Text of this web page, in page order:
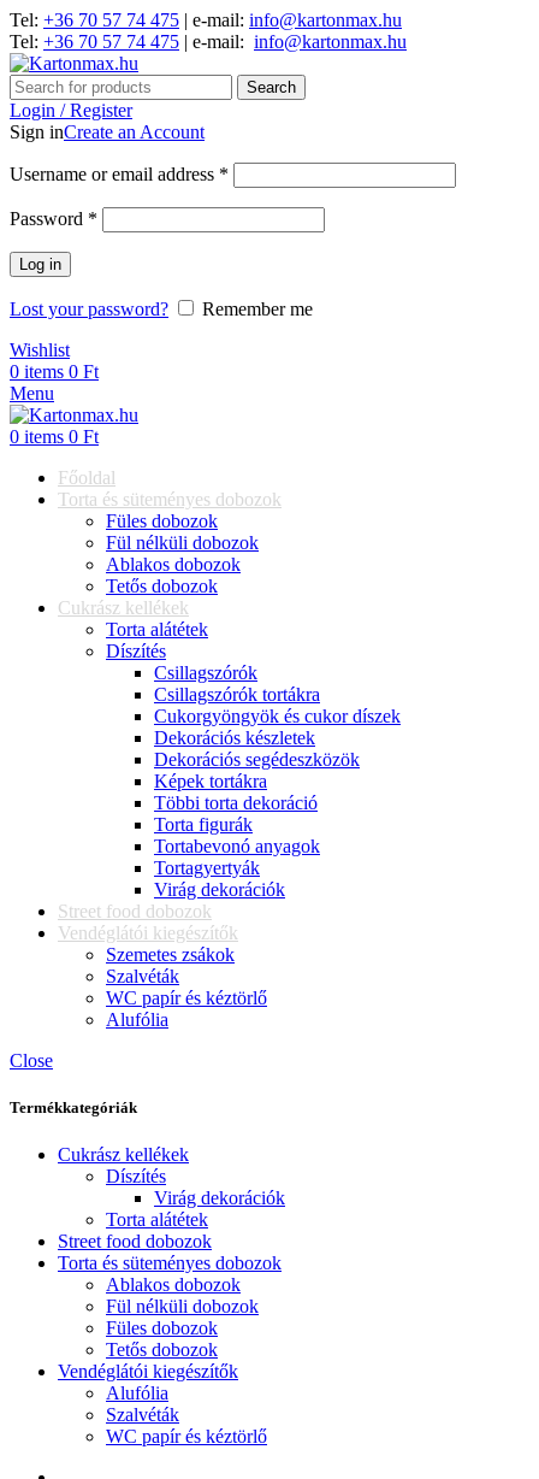
Tel: +36 70 57 74 475 | e-mail: info@kartonmax.hu
Tel: +36 70 57 74 475 | e-mail: info@kartonmax.hu
Search
Login / Register
Sign inCreate an Account
Username or email address *
Password *
Log in
Lost your password?
Remember me
Wishlist
0 items 0 Ft
Menu
0 items 0 Ft
Főoldal
Torta és süteményes dobozok
Füles dobozok
Fül nélküli dobozok
Ablakos dobozok
Tetős dobozok
Cukrász kellékek
Torta alátétek
Díszítés
Csillagszórók
Csillagszórók tortákra
Cukorgyöngyök és cukor díszek
Dekorációs készletek
Dekorációs segédeszközök
Képek tortákra
Többi torta dekoráció
Torta figurák
Tortabevonó anyagok
Tortagyertyák
Virág dekorációk
Street food dobozok
Vendéglátói kiegészítők
Szemetes zsákok
Szalvéták
WC papír és kéztörlő
Alufólia
Close
Termékkategóriák
Cukrász kellékek
Díszítés
Virág dekorációk
Torta alátétek
Street food dobozok
Torta és süteményes dobozok
Ablakos dobozok
Fül nélküli dobozok
Füles dobozok
Tetős dobozok
Vendéglátói kiegészítők
Alufólia
Szalvéták
WC papír és kéztörlő